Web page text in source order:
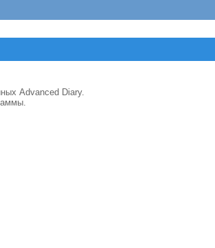
Advanced Diary.